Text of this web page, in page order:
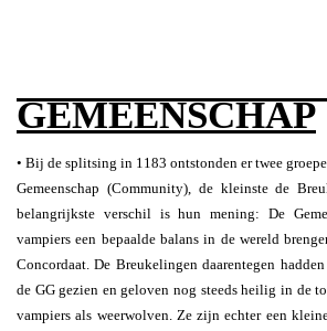
GEMEENSCHAP
• Bij de splitsing in 1183 ontstonden er twee
Gemeenschap (Community), de kleinste de
belangrijkste verschil is hun mening: De
vampiers een bepaalde balans in de wereld
Concordaat. De Breukelingen daarentegen
de GG gezien en geloven nog steeds heilig in de
vampiers als weerwolven. Ze zijn echter een